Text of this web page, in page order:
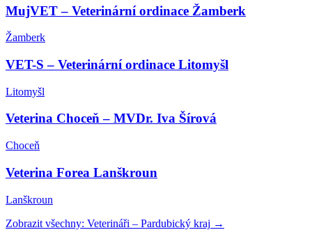
MujVET – Veterinární ordinace Žamberk
Žamberk
VET-S – Veterinární ordinace Litomyšl
Litomyšl
Veterina Choceň – MVDr. Iva Šírová
Choceň
Veterina Forea Lanškroun
Lanškroun
Zobrazit všechny: Veterináři – Pardubický kraj →